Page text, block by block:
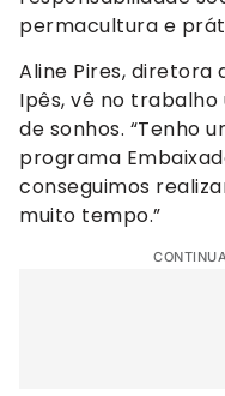
permacultura e
Aline Pires, diretora
Ipês, vê no
de sonhos. “Tenho
programa
conseguimos
muito tempo.”